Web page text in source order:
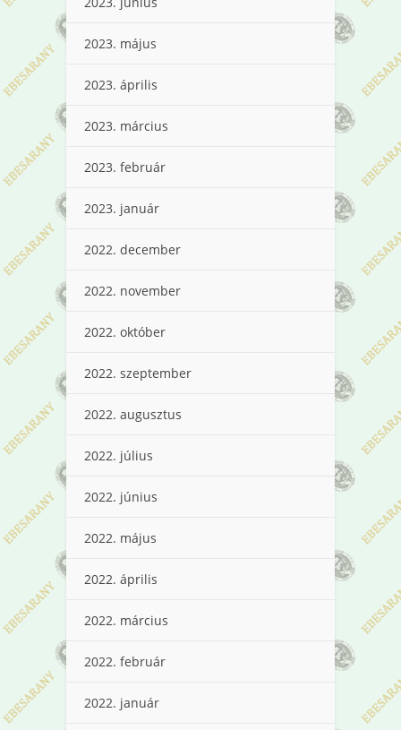
2023. május
2023. április
2023. március
2023. február
2023. január
2022. december
2022. november
2022. október
2022. szeptember
2022. augusztus
2022. július
2022. június
2022. május
2022. április
2022. március
2022. február
2022. január